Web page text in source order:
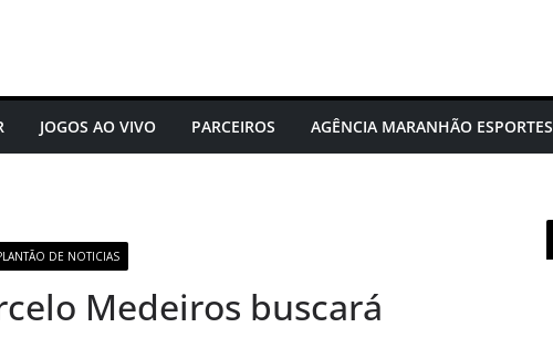
Sul-americano FIA
acontecerá em outubro em
JOGOS AO VIVO PARCEIROS AGÊNCIA MARANHÃO ESPORTES
DE NOTICIAS
Medeiros buscará